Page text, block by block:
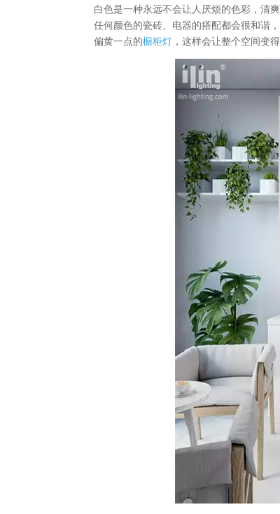
白色是一种永远不会让人厌烦的色彩，清
任何颜色的瓷砖、电器的搭配都会很和谐
偏黄一点的橱柜灯 ，这样会让整个空间变